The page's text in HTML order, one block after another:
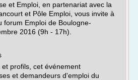
et Emploi, en partenariat avec la
et Pôle Emploi, vous invite à
forum Emploi de Boulogne-
2016 (9h - 17h).
profils, cet événement
et demandeurs d'emploi du